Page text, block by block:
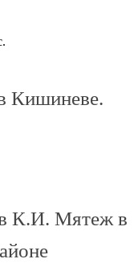
Кишиневе.
К.И. Мятеж в